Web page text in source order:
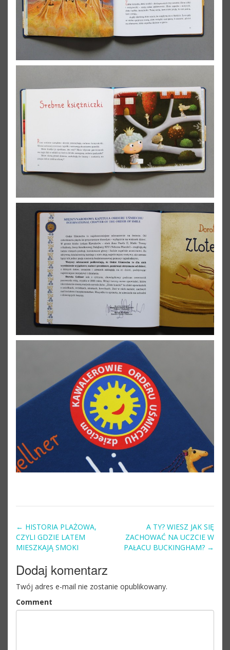
Post navigation
← HISTORIA PLAŻOWA,
CZYLI GDZIE LATEM
MIESZKAJĄ SMOKI
A TY? WIESZ JAK SIĘ
ZACHOWAĆ NA UCZCIE W
PAŁACU BUCKINGHAM? →
Dodaj komentarz
Twój adres e-mail nie zostanie opublikowany.
Comment